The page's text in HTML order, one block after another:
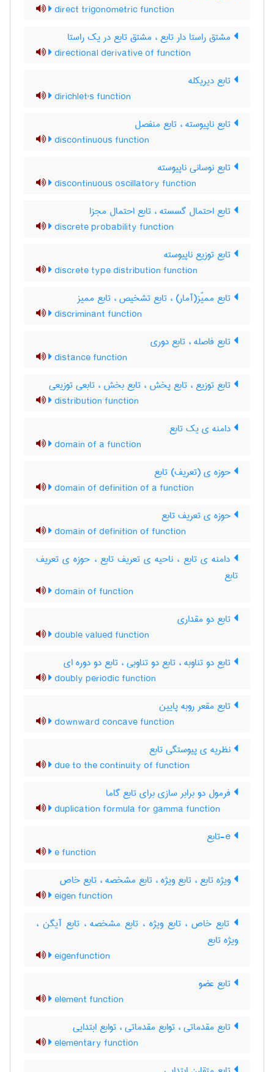
direct trigonometric function
مشتق راستا دار تابع ، مشتق تابع در یک راستا
directional derivative of function
تابع دیریکله
dirichlet's function
تابع ناپیوسته ، تابع منفصل
discontinuous function
تابع نوسانی ناپیوسته
discontinuous oscillatory function
تابع احتمال گسسته ، تابع احتمال مجزا
discrete probability function
تابع توزیع ناپیوسته
discrete type distribution function
تابع ممیّز(آمار) ، تابع تشخیص ، تابع ممیز
discriminant function
تابع فاصله ، تابع دوری
distance function
تابع توزیع ، تابع پخش ، تابع بخش ، تابعی توزیعی
distribution function
دامنه ی یک تابع
domain of a function
حوزه ی (تعریف) تابع
domain of definition of a function
حوزه ی تعریف تابع
domain of definition of function
دامنه ی تابع ، ناحیه ی تعریف تابع ، حوزه ی تعریف
تابع
domain of function
تابع دو مقداری
double valued function
تابع دو تناوبه ، تابع دو تناوبی ، تابع دو دوره ای
doubly periodic function
تابع مقعر روبه پایین
downward concave function
نظریه ی پیوستگی تابع
due to the continuity of function
فرمول دو برابر سازی برای تابع گاما
duplication formula for gamma function
e function
ویژه تابع ، تابع ویژه ، تابع مشخصه ، تابع خاص
eigen function
تابع خاص ، تابع ویژه ، تابع مشخصه ، تابع آیگن ،
ویژه تابع
eigenfunction
تابع عضو
element function
تابع مقدماتی ، توابع مقدماتی ، توابع ابتدایی
elementary function